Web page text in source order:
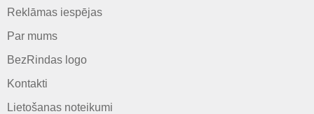
Reklāmas iespējas
Par mums
BezRindas logo
Kontakti
Lietošanas noteikumi